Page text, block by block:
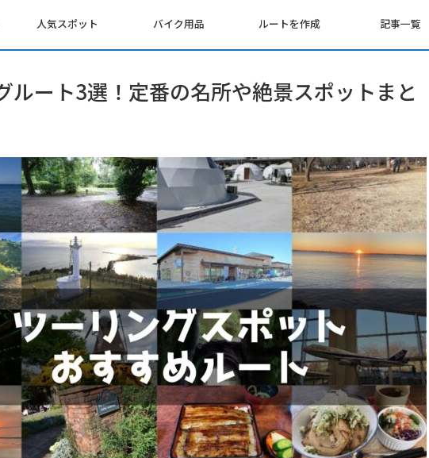
人気スポット バイク用品 ルートを作成 記事一覧
ルート3選！定番の名所や絶景スポットまと